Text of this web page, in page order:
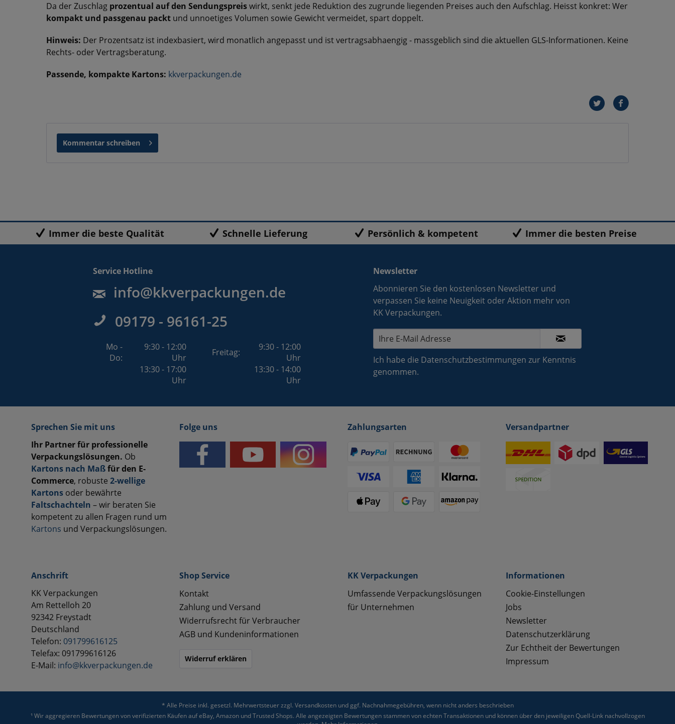
Da der Zuschlag prozentual auf den Sendungspreiswirkt, senkt jede Reduktion des zugrunde liegenden Preises auch den Aufschlag. Heisst konkret: Wer
kompakt und passgenau packt und unnoetiges Volumen sowie Gewicht vermeidet, spart doppelt.
Hinweis: Der Prozentsatz ist indexbasiert, wird monatlich angepasst und ist vertragsabhaengig - massgeblich sind die aktuellen GLS-Informationen. Keine
Rechts- oder Vertragsberatung.
Passende, kompakte Kartons: kkverpackungen.de
Kommentar schreiben
Immer die beste Qualität Schnelle Lieferung Persönlich & kompetent Immer die besten Preise
Service Hotline
info@kkverpackungen.de
09179 - 96161-25
Mo -
Do:
9:30 - 12:00
Uhr
Freitag:
9:30 - 12:00
Uhr
13:30 - 17:00
Uhr
13:30 - 14:00
Uhr
Newsletter
Abonnieren Sie den kostenlosen Newsletter und
verpassen Sie keine Neuigkeit oder Aktion mehr von
KK Verpackungen.
Ich habe die Datenschutzbestimmungen zur Kenntnis
genommen.
Sprechen Sie mit uns
Ihr Partner für professionelle
Verpackungslösungen. Ob
Kartons nach Maßfür den E-
Commerce, robuste 2-wellige
Kartons oder bewährte
Faltschachteln – wir beraten Sie
kompetent zu allen Fragen rund um
Kartons und Verpackungslösungen.
Folge uns Zahlungsarten Versandpartner
Anschrift
KK Verpackungen
Am Rettelloh 20
92342 Freystadt
Deutschland
Telefon: 091799616125
Telefax: 091799616126
E-Mail: info@kkverpackungen.de
Shop Service
Kontakt
Zahlung und Versand
Widerrufsrecht für Verbraucher
AGB und Kundeninformationen
Widerruf erklären
KK Verpackungen
Umfassende Verpackungslösungen
für Unternehmen
Informationen
Cookie-Einstellungen
Jobs
Newsletter
Datenschutzerklärung
Zur Echtheit der Bewertungen
Impressum
* Alle Preise inkl. gesetzl. Mehrwertsteuer zzgl. Versandkostenund ggf. Nachnahmegebühren, wenn nicht anders beschrieben
¹ Wir aggregieren Bewertungen von verifizierten Käufen auf eBay, Amazon und Trusted Shops. Alle angezeigten Bewertungen stammen von echten Transaktionen und können über den jeweiligen Quell-Link nachvollzogen